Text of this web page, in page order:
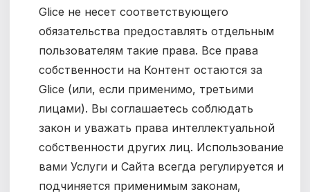
Glice не несет соответствующего
обязательства предоставлять отдельным
пользователям такие права. Все права
собственности на Контент остаются за
Glice (или, если применимо, третьими
лицами). Вы соглашаетесь соблюдать
закон и уважать права интеллектуальной
собственности других лиц. Использование
вами Услуги и Сайта всегда регулируется и
подчиняется применимым законам,